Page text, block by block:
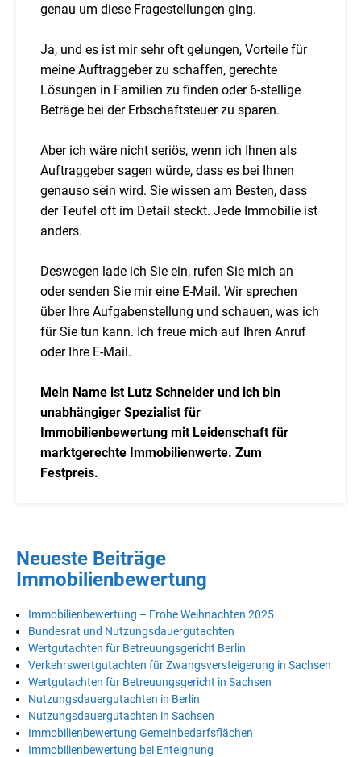
genau um diese Fragestellungen ging.
Ja, und es ist mir sehr oft gelungen, Vorteile für
meine Auftraggeber zu schaffen, gerechte
Lösungen in Familien zu finden oder 6-stellige
Beträge bei der Erbschaftsteuer zu sparen.
Aber ich wäre nicht seriös, wenn ich Ihnen als
Auftraggeber sagen würde, dass es bei Ihnen
genauso sein wird. Sie wissen am Besten, dass
der Teufel oft im Detail steckt. Jede Immobilie ist
anders.
Deswegen lade ich Sie ein, rufen Sie mich an
oder senden Sie mir eine E-Mail. Wir sprechen
über Ihre Aufgabenstellung und schauen, was ich
für Sie tun kann. Ich freue mich auf Ihren Anruf
oder Ihre E-Mail.
Mein Name ist Lutz Schneider und ich bin
unabhängiger Spezialist für
Immobilienbewertung mit Leidenschaft für
marktgerechte Immobilienwerte. Zum
Festpreis.
Neueste Beiträge
Immobilienbewertung
Immobilienbewertung – Frohe Weihnachten 2025
Bundesrat und Nutzungsdauergutachten
Wertgutachten für Betreuungsgericht Berlin
Verkehrswertgutachten für Zwangsversteigerung in Sachsen
Wertgutachten für Betreuungsgericht in Sachsen
Nutzungsdauergutachten in Berlin
Nutzungsdauergutachten in Sachsen
Immobilienbewertung Gemeinbedarfsflächen
Immobilienbewertung bei Enteignung